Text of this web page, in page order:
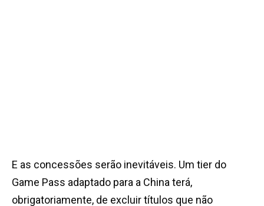
E as concessões serão inevitáveis. Um tier do
Game Pass adaptado para a China terá,
obrigatoriamente, de excluir títulos que não